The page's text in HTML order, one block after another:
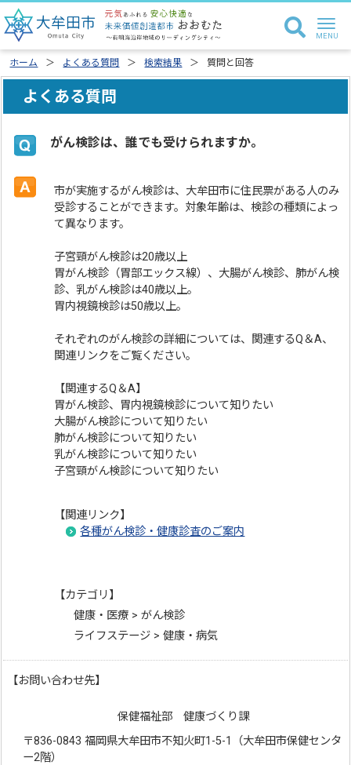
ホーム よくある質問 検索結果 質問と回答
よくある質問
がん検診は、誰でも受けられますか。
市が実施するがん検診は、大牟田市に住民票がある人のみ
受診することができます。対象年齢は、検診の種類によっ
て異なります。
子宮頸がん検診は20歳以上
胃がん検診（胃部エックス線）、大腸がん検診、肺がん検
診、乳がん検診は40歳以上。
胃内視鏡検診は50歳以上。
それぞれのがん検診の詳細については、関連するQ＆A、
関連リンクをご覧ください。
【関連するQ＆A】
胃がん検診、胃内視鏡検診について知りたい
大腸がん検診について知りたい
肺がん検診について知りたい
乳がん検診について知りたい
子宮頸がん検診について知りたい
【関連リンク】
各種がん検診・健康診査のご案内
【カテゴリ】
健康・医療 > がん検診
ライフステージ > 健康・病気
【お問い合わせ先】
保健福祉部 健康づくり課
〒836-0843 福岡県大牟田市不知火町1-5-1（大牟田市保健センタ
ー2階）